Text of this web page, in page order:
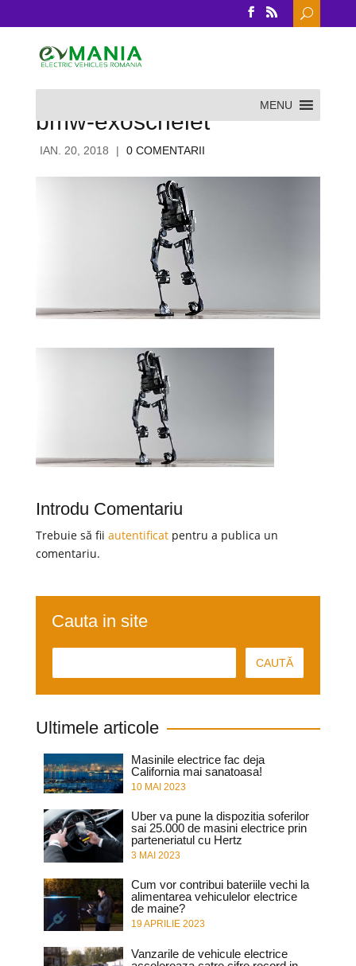
for:
MENU
bmw-exoschelet
IAN. 20, 2018 | 0 COMENTARII
Introdu Comentariu
Trebuie să fii autentificatpentru a publica un
comentariu.
Cauta in site
Ultimele articole
Masinile electrice fac deja
California mai sanatoasa!
10 MAI 2023
Uber va pune la dispozitia soferilor
sai 25.000 de masini electrice prin
parteneriatul cu Hertz
3 MAI 2023
Cum vor contribui bateriile vechi la
alimentarea vehiculelor electrice
de maine?
19 APRILIE 2023
Vanzarile de vehicule electrice